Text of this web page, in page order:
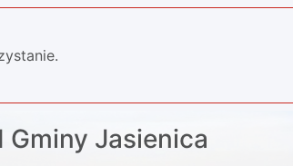
Gminy Jasienica